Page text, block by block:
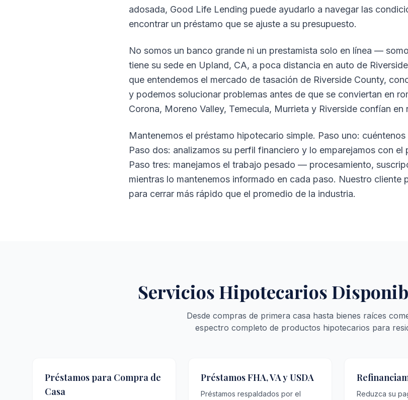
adosada, Good Life Lending puede ayudarlo a navegar las
encontrar un préstamo que se ajuste a su presupuesto.
No somos un banco grande ni un prestamista solo en línea —
tiene su sede en Upland, CA, a poca distancia en auto de
que entendemos el mercado de tasación de Riverside County,
y podemos solucionar problemas antes de que se conviertan en
Corona, Moreno Valley, Temecula, Murrieta y Riverside confían en
Mantenemos el préstamo hipotecario simple. Paso uno:
Paso dos: analizamos su perfil financiero y lo emparejamos con
Paso tres: manejamos el trabajo pesado — procesamiento,
mientras lo mantenemos informado en cada paso. Nuestro cliente
para cerrar más rápido que el promedio de la industria.
Servicios Hipotecarios
Desde compras de primera casa hasta bienes raíces
espectro completo de productos hipotecarios para
Préstamos para Compra de
Casa
Préstamos FHA, VA y USDA
Préstamos respaldados por el
Reduzca su